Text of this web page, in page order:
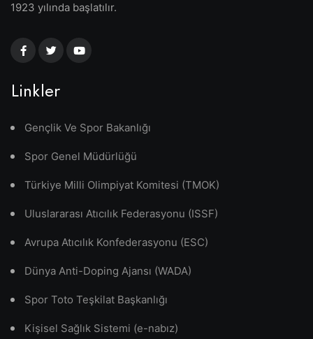
1923 yılında başlatılır.
Linkler
Gençlik Ve Spor Bakanlığı
Spor Genel Müdürlüğü
Türkiye Milli Olimpiyat Komitesi (TMOK)
Uluslararası Atıcılık Federasyonu (ISSF)
Avrupa Atıcılık Konfederasyonu (ESC)
Dünya Anti-Doping Ajansı (WADA)
Spor Toto Teşkilat Başkanlığı
Kişisel Sağlık Sistemi (e-nabız)